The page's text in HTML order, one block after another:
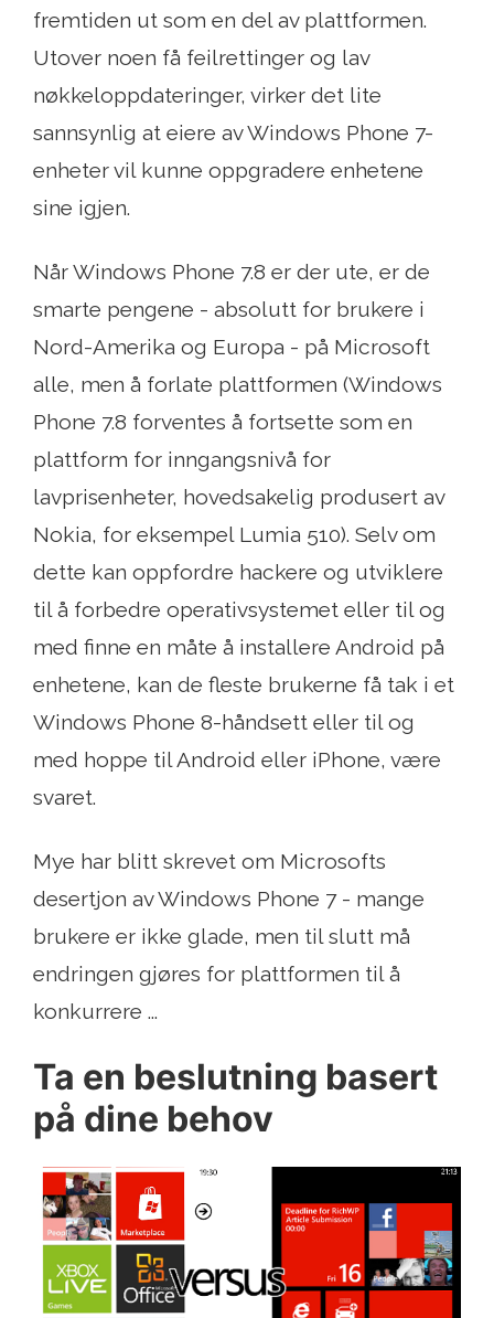
fremtiden ut som en del av plattformen.
Utover noen få feilrettinger og lav
nøkkeloppdateringer, virker det lite
sannsynlig at eiere av Windows Phone 7-
enheter vil kunne oppgradere enhetene
sine igjen.
Når Windows Phone 7.8 er der ute, er de
smarte pengene - absolutt for brukere i
Nord-Amerika og Europa - på Microsoft
alle, men å forlate plattformen (Windows
Phone 7.8 forventes å fortsette som en
plattform for inngangsnivå for
lavprisenheter, hovedsakelig produsert av
Nokia, for eksempel Lumia 510). Selv om
dette kan oppfordre hackere og utviklere
til å forbedre operativsystemet eller til og
med finne en måte å installere Android på
enhetene, kan de fleste brukerne få tak i et
Windows Phone 8-håndsett eller til og
med hoppe til Android eller iPhone, være
svaret.
Mye har blitt skrevet om Microsofts
desertjon av Windows Phone 7 - mange
brukere er ikke glade, men til slutt må
endringen gjøres for plattformen til å
konkurrere ...
Ta en beslutning basert
på dine behov